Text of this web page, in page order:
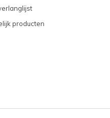
producten